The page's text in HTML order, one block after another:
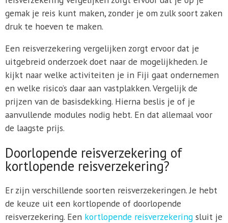
gemak je reis kunt maken, zonder je om zulk soort zaken
druk te hoeven te maken.
Een reisverzekering vergelijken zorgt ervoor dat je
uitgebreid onderzoek doet naar de mogelijkheden. Je
kijkt naar welke activiteiten je in Fiji gaat ondernemen
en welke risico’s daar aan vastplakken. Vergelijk de
prijzen van de basisdekking. Hierna beslis je of je
aanvullende modules nodig hebt. En dat allemaal voor
de laagste prijs.
Doorlopende reisverzekering of
kortlopende reisverzekering?
Er zijn verschillende soorten reisverzekeringen. Je hebt
de keuze uit een kortlopende of doorlopende
reisverzekering. Een kortlopende reisverzekeringsluit je